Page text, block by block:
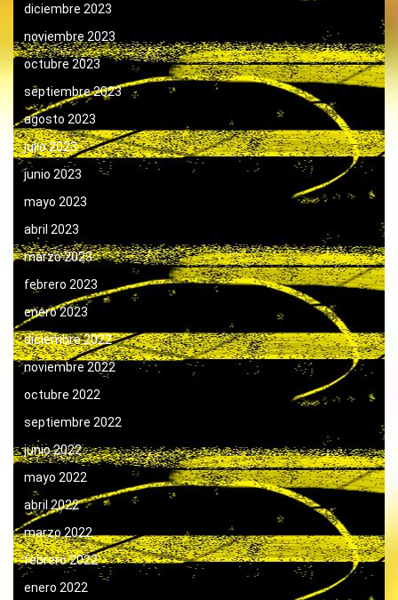
diciembre 2023
noviembre 2023
octubre 2023
septiembre 2023
agosto 2023
julio 2023
junio 2023
mayo 2023
abril 2023
marzo 2023
febrero 2023
enero 2023
diciembre 2022
noviembre 2022
octubre 2022
septiembre 2022
junio 2022
mayo 2022
abril 2022
marzo 2022
febrero 2022
enero 2022